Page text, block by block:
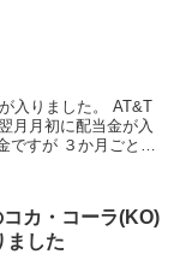
入りました。 AT&T
月月初に配当金が入
ですが ３か月ごとに
カ・コーラ(KO)
ました